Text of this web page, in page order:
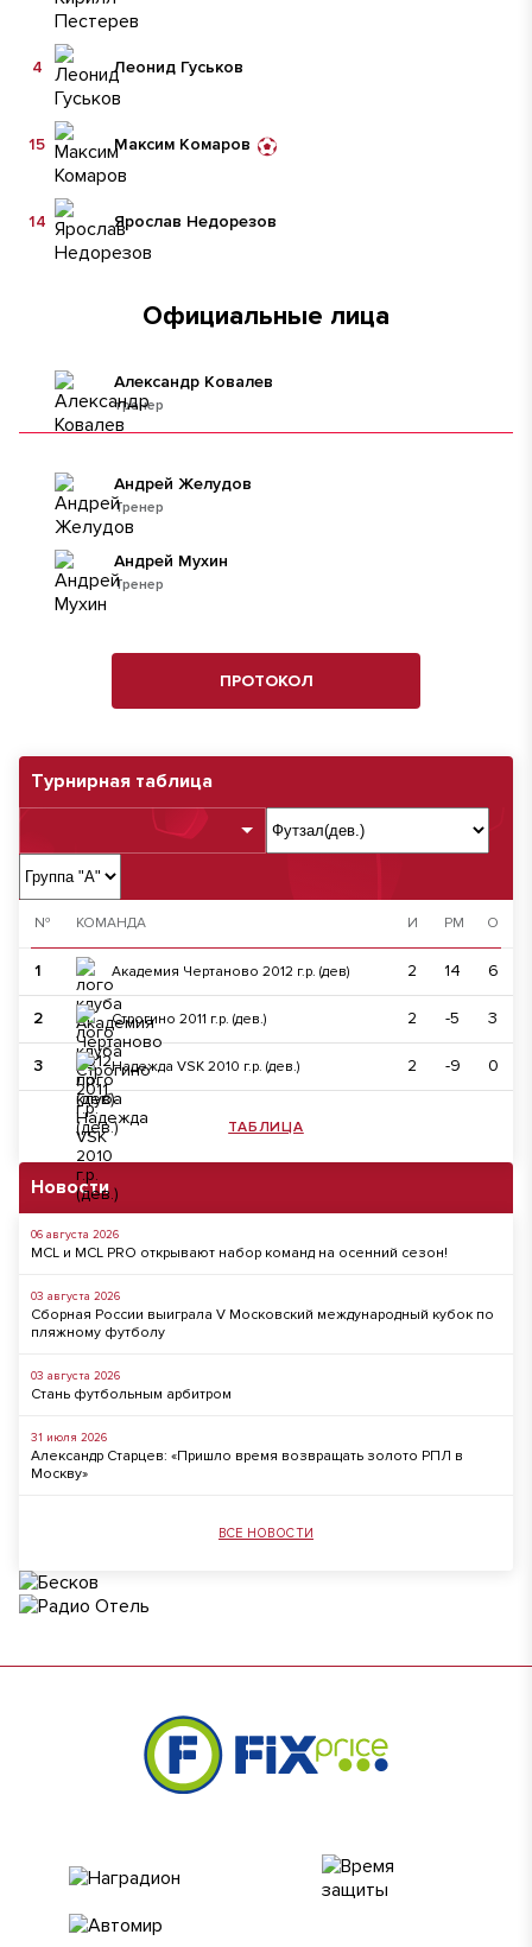
Турнирная таблица
№ КОМАНДА И РМ О
1 Академия Чертаново 2012 г.р. (дев) 2 14 6
2 Строгино 2011 г.р. (дев.) 2 -5 3
3 Надежда VSK 2010 г.р. (дев.) 2 -9 0
ТАБЛИЦА
Новости
06 августа 2026
MCL и MCL PRO открывают набор команд на осенний сезон!
03 августа 2026
Сборная России выиграла V Московский международный кубок по
пляжному футболу
03 августа 2026
Стань футбольным арбитром
31 июля 2026
Александр Старцев: «Пришло время возвращать золото РПЛ в
Москву»
ВСЕ НОВОСТИ
Леонид Гуськов
4
Максим Комаров
15
Ярослав Недорезов
14
Официальные лица
тренер
Александр Ковалев
Тренер
Андрей Желудов
Тренер
Андрей Мухин
ПРОТОКОЛ